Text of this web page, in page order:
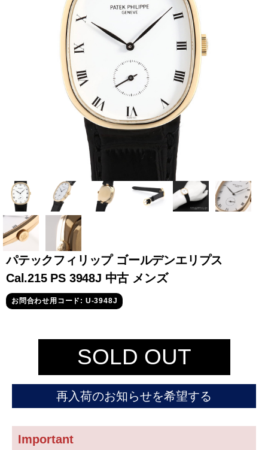
フィリップ
ウブロ
グランド
セイコー
コンスタンタン
チューダー
新品
パテックフィリップ ゴールデンエリプス
Cal.215 PS 3948J 中古 メンズ
お問合わせ用コード: U-3948J
SOLD OUT
再入荷のお知らせを希望する
Important